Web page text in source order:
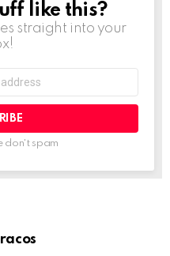
like this?
straight into your
don't spam